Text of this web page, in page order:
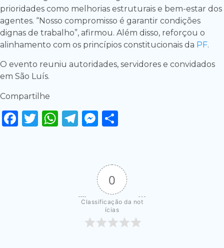
prioridades como melhorias estruturais e bem-estar dos
agentes. “Nosso compromisso é garantir condições
dignas de trabalho”, afirmou. Além disso, reforçou o
alinhamento com os princípios constitucionais da PF.
O evento reuniu autoridades, servidores e convidados
em São Luís.
Compartilhe
Facebook
Twitter
WhatsApp
Telegram
Messenger
0
Classificação da not
ícias